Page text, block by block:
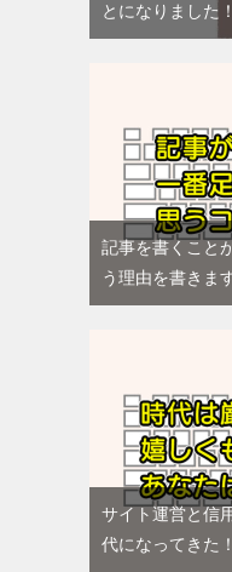
とになりました！
記事を書くこと
う理由を書きま
サイト運営と信
代になってきた！